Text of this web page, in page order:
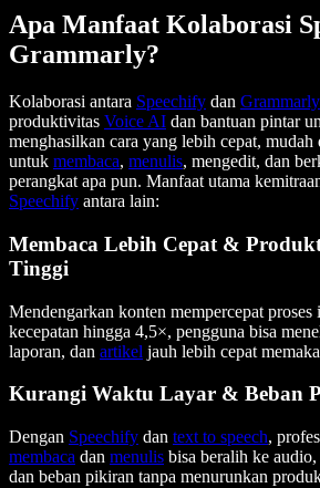
Apa Manfaat Kolaborasi
Grammarly?
Kolaborasi antara Speechify dan Grammarly
produktivitas Voice AI dan bantuan pintar
menghasilkan cara yang lebih cepat, mudah
untuk membaca, menulis, mengedit, dan
perangkat apa pun. Manfaat utama
Speechify antara lain:
Membaca Lebih Cepat &
Tinggi
Mendengarkan konten mempercepat
kecepatan hingga 4,5×, pengguna bisa
laporan, dan artikel jauh lebih cepat
Kurangi Waktu Layar & Beban
Dengan Speechify dan text to speech,
membaca dan menulis bisa beralih ke
dan beban pikiran tanpa menurunkan